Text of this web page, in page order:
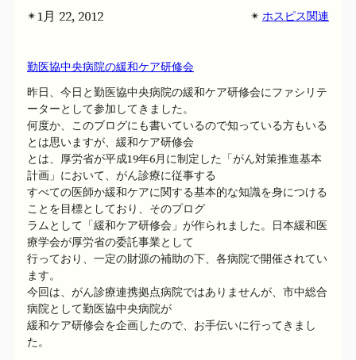
✴︎1月 22, 2012 ✴︎ ホスピス関連
勤医協中央病院の緩和ケア研修会
昨日、今日と勤医協中央病院の緩和ケア研修会にファシリテ
ーターとして参加してきました。
何度か、このブログにも書いているので知っている方もいる
とは思いますが、緩和ケア研修会
とは、厚労省が平成19年6月に制定した「がん対策推進基本
計画」において、がん診療に従事する
すべての医師か緩和ケアに関する基本的な知識を身につける
ことを目標としており、そのプログ
ラムとして「緩和ケア研修会」が作られました。日本緩和医
療学会が厚労省の委託事業として
行っており、一定の財源の補助の下、各病院で開催されてい
ます。
今回は、がん診療連携拠点病院ではありませんが、市中総合
病院として勤医協中央病院が
緩和ケア研修会を企画したので、お手伝いに行ってきまし
た。